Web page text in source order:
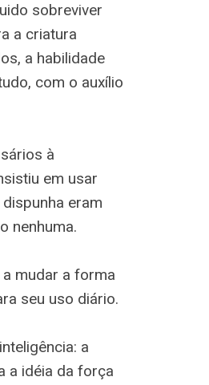
sobreviver
a criatura
a habilidade
com o auxílio
à
em usar
eram
nenhuma.
mudar a forma
seu uso diário.
a
a idéia da força